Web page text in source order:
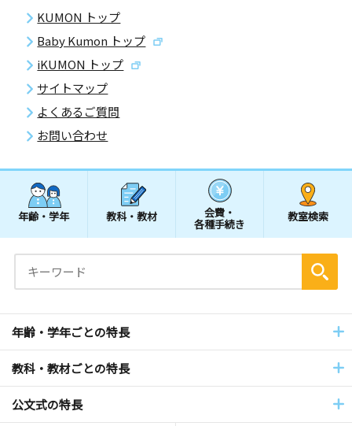
KUMON トップ
Baby Kumon トップ
iKUMON トップ
サイトマップ
よくあるご質問
お問い合わせ
年齢・学年 教科・教材 会費・
各種手続き
教室検索
年齢・学年ごとの特長
教科・教材ごとの特長
公文式の特長